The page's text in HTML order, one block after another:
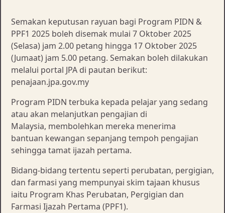
Semakan keputusan rayuan bagi Program PIDN &
PPF1 2025 boleh disemak mulai 7 Oktober 2025
(Selasa) jam 2.00 petang hingga 17 Oktober 2025
(Jumaat) jam 5.00 petang. Semakan boleh dilakukan
melalui portal JPA di pautan berikut:
penajaan.jpa.gov.my
Program PIDN terbuka kepada pelajar yang sedang
atau akan melanjutkan pengajian di
Malaysia, membolehkan mereka menerima
bantuan kewangan sepanjang tempoh pengajian
sehingga tamat ijazah pertama.
Bidang-bidang tertentu seperti perubatan, pergigian,
dan farmasi yang mempunyai skim tajaan khusus
iaitu Program Khas Perubatan, Pergigian dan
Farmasi Ijazah Pertama (PPF1).